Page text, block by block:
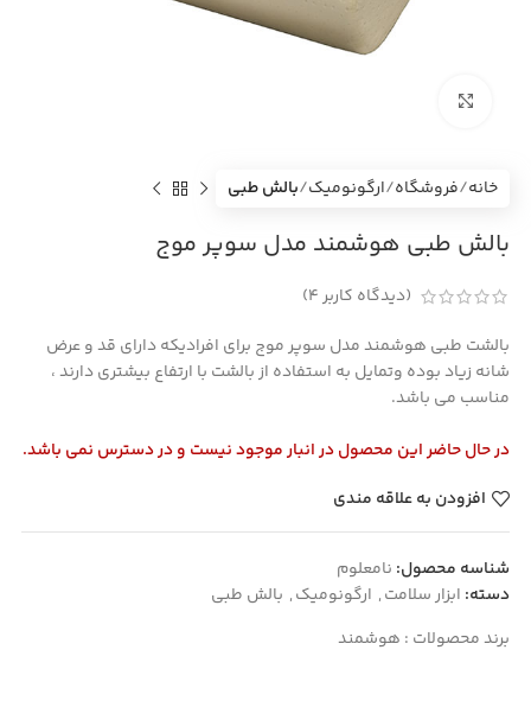
خانه فروشگاه ارگونومیک بالش طبی
بالش طبی هوشمند مدل سوپر موج
(دیدگاه کاربر4
)
بالشت طبی هوشمند مدل سوپر موج برای افرادیکه دارای قد و عرض
شانه زیاد بوده وتمایل به استفاده از بالشت با ارتفاع بیشتری دارند ،
مناسب می باشد.
در حال حاضر این محصول در انبار موجود نیست و در دسترس نمی باشد.
افزودن به علاقه مندی
شناسه محصول: نامعلوم
دسته: ابزار سلامت, ارگونومیک, بالش طبی
برند محصولات : هوشمند